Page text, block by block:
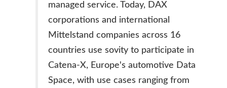
managed service. Today, DAX
corporations and international
Mittelstand companies across 16
countries use sovity to participate in
Catena-X, Europe's automotive Data
Space, with use cases ranging from